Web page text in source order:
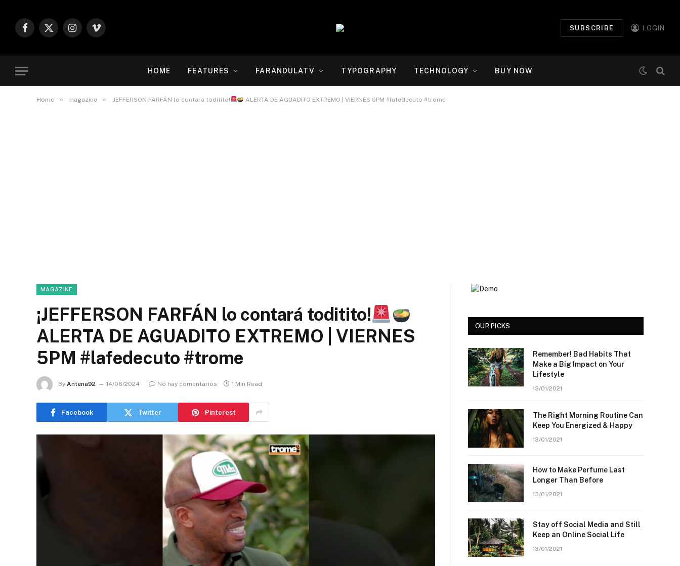
Facebook
X
Instagram
Vimeo
SUBSCRIBE LOGIN
HOME FEATURES FARANDULATV TYPOGRAPHY TECHNOLOGY BUY NOW
Home » magazine » ¡JEFFERSON FARFÁN lo contará toditito! ALERTA DE AGUADITO EXTREMO | VIERNES 5PM #lafedecuto #trome
MAGAZINE
¡JEFFERSON FARFÁN lo contará toditito!
ALERTA DE AGUADITO EXTREMO | VIERNES
5PM #lafedecuto #trome
By Antena92 14/06/2024 No hay comentarios 1 Min Read
Facebook Twitter Pinterest
OUR PICKS
Remember! Bad Habits That
Make a Big Impact on Your
Lifestyle
13/01/2021
The Right Morning Routine Can
Keep You Energized & Happy
13/01/2021
How to Make Perfume Last
Longer Than Before
13/01/2021
Stay off Social Media and Still
Keep an Online Social Life
13/01/2021